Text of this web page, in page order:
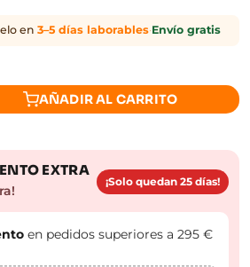
en 3–5 días laborables·Envío gratis
AÑADIR AL CARRITO
EXTRA
¡Solo quedan 25 días!
en pedidos superiores a 295 €